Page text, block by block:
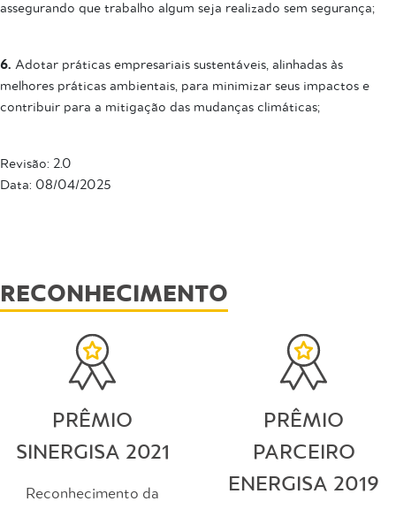
assegurando que trabalho algum seja realizado sem segurança;
6. Adotar práticas empresariais sustentáveis, alinhadas às
melhores práticas ambientais, para minimizar seus impactos e
contribuir para a mitigação das mudanças climáticas;
Revisão: 2.0
Data: 08/04/2025
RECONHECIMENTO
PRÊMIO
SINERGISA 2021
Reconhecimento da
PRÊMIO
PARCEIRO
ENERGISA 2019